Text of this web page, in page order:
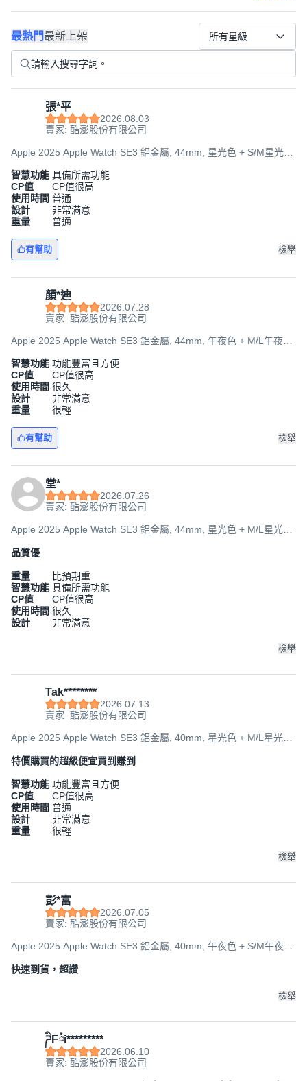
最熱門最新上架 所有星級
張*平
2026.08.03
賣家: 酷澎股份有限公司
Apple 2025 Apple Watch SE3 鋁金屬, 44mm, 星光色 + S/M星光色
智慧功能 具備所需功能
CP值
CP值很高
使用時間 普通
設計
非常滿意
重量
普通
有幫助 檢舉
顏*迪
2026.07.28
賣家: 酷澎股份有限公司
Apple 2025 Apple Watch SE3 鋁金屬, 44mm, 午夜色 + M/L午夜色
智慧功能 功能豐富且方便
CP值
CP值很高
使用時間 很久
設計
非常滿意
重量
很輕
有幫助 檢舉
堂*
2026.07.26
賣家: 酷澎股份有限公司
Apple 2025 Apple Watch SE3 鋁金屬, 44mm, 星光色 + M/L星光色
品質優
重量
比預期重
智慧功能 具備所需功能
CP值
CP值很高
使用時間 很久
設計
非常滿意
檢舉
Tak********
2026.07.13
賣家: 酷澎股份有限公司
Apple 2025 Apple Watch SE3 鋁金屬, 40mm, 星光色 + M/L星光色
特價購買的超級便宜買到賺到
智慧功能 功能豐富且方便
CP值
CP值很高
使用時間 普通
設計
非常滿意
重量
很輕
檢舉
彭*富
2026.07.05
賣家: 酷澎股份有限公司
Apple 2025 Apple Watch SE3 鋁金屬, 40mm, 午夜色 + S/M午夜色
快速到貨，超讚
檢舉
ཌིFཾi*********
2026.06.10
賣家: 酷澎股份有限公司